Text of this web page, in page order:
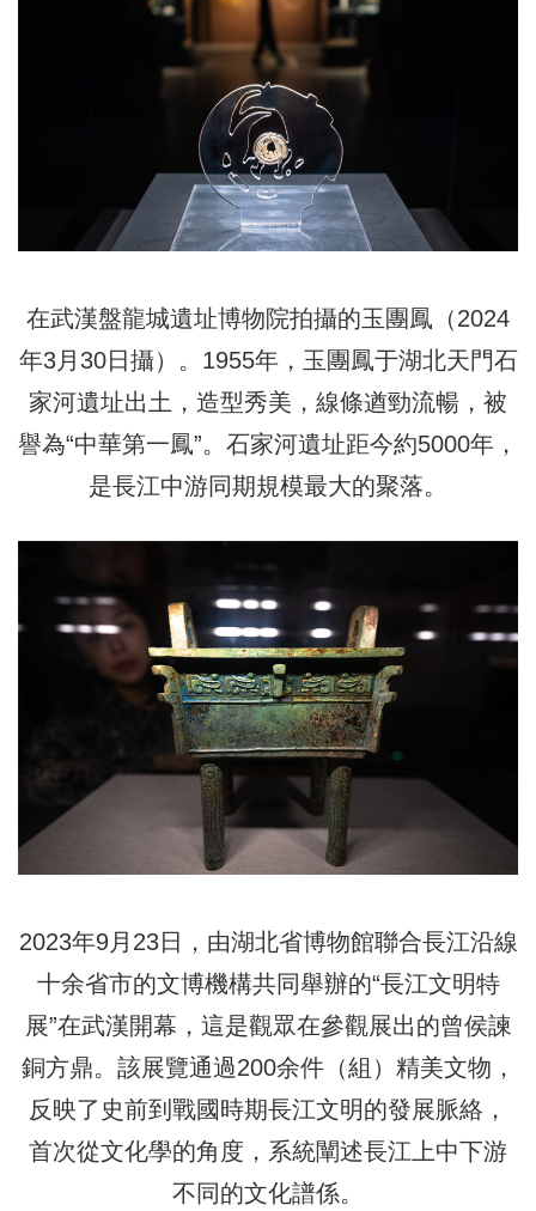
在武漢盤龍城遺址博物院拍攝的玉團鳳（2024
年3月30日攝）。1955年，玉團鳳于湖北天門石
家河遺址出土，造型秀美，線條遒勁流暢，被
譽為“中華第一鳳”。石家河遺址距今約5000年，
是長江中游同期規模最大的聚落。
2023年9月23日，由湖北省博物館聯合長江沿線
十余省市的文博機構共同舉辦的“長江文明特
展”在武漢開幕，這是觀眾在參觀展出的曾侯諫
銅方鼎。該展覽通過200余件（組）精美文物，
反映了史前到戰國時期長江文明的發展脈絡，
首次從文化學的角度，系統闡述長江上中下游
不同的文化譜係。